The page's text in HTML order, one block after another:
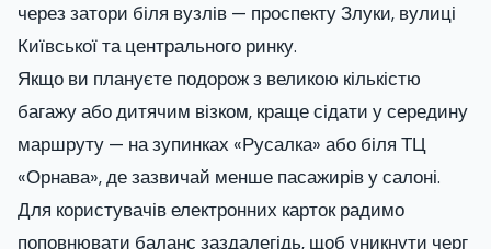
через затори біля вузлів — проспекту Злуки, вулиці
Київської та центрального ринку.
Якщо ви плануєте подорож з великою кількістю
багажу або дитячим візком, краще сідати у середину
маршруту — на зупинках «Русалка» або біля ТЦ
«Орнава», де зазвичай менше пасажирів у салоні.
Для користувачів електронних карток радимо
поповнювати баланс заздалегідь, щоб уникнути черг